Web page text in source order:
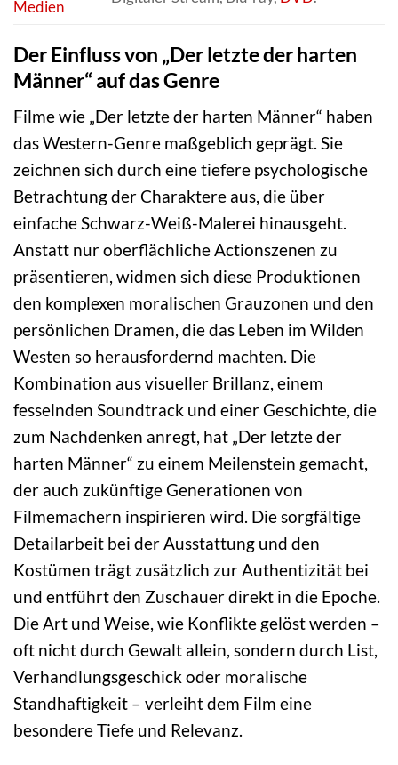
Medien
Der Einfluss von „Der letzte der harten
Männer“ auf das Genre
Filme wie „Der letzte der harten Männer“ haben
das Western-Genre maßgeblich geprägt. Sie
zeichnen sich durch eine tiefere psychologische
Betrachtung der Charaktere aus, die über
einfache Schwarz-Weiß-Malerei hinausgeht.
Anstatt nur oberflächliche Actionszenen zu
präsentieren, widmen sich diese Produktionen
den komplexen moralischen Grauzonen und den
persönlichen Dramen, die das Leben im Wilden
Westen so herausfordernd machten. Die
Kombination aus visueller Brillanz, einem
fesselnden Soundtrack und einer Geschichte, die
zum Nachdenken anregt, hat „Der letzte der
harten Männer“ zu einem Meilenstein gemacht,
der auch zukünftige Generationen von
Filmemachern inspirieren wird. Die sorgfältige
Detailarbeit bei der Ausstattung und den
Kostümen trägt zusätzlich zur Authentizität bei
und entführt den Zuschauer direkt in die Epoche.
Die Art und Weise, wie Konflikte gelöst werden –
oft nicht durch Gewalt allein, sondern durch List,
Verhandlungsgeschick oder moralische
Standhaftigkeit – verleiht dem Film eine
besondere Tiefe und Relevanz.